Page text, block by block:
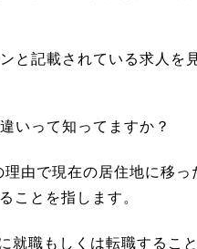
と記載されている求人を
いって知ってますか？
由で現在の居住地に移っ
ことを指します。
就職もしくは転職するこ